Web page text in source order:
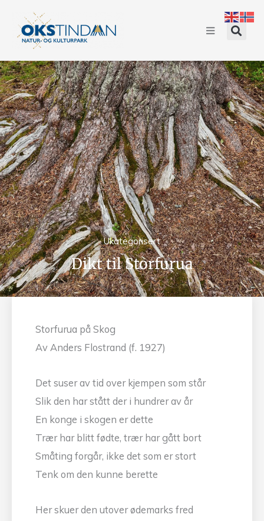
Ukategorisert
Dikt til Storfurua
Storfurua på Skog
Av Anders Flostrand (f. 1927)
Det suser av tid over kjempen som står
Slik den har stått der i hundrer av år
En konge i skogen er dette
Trær har blitt fødte, trær har gått bort
Småting forgår, ikke det som er stort
Tenk om den kunne berette
Her skuer den utover ødemarks fred